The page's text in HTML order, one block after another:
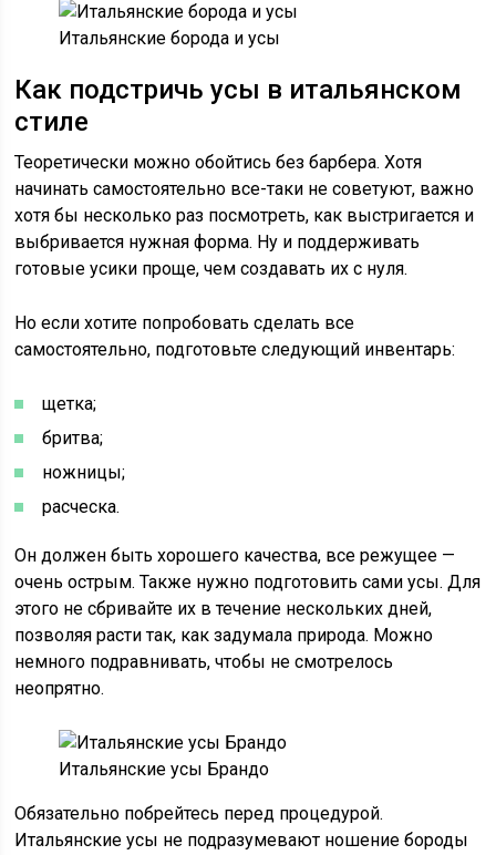
Итальянские борода и усы
Как подстричь усы в итальянском
стиле
Теоретически можно обойтись без барбера. Хотя
начинать самостоятельно все-таки не советуют, важно
хотя бы несколько раз посмотреть, как выстригается и
выбривается нужная форма. Ну и поддерживать
готовые усики проще, чем создавать их с нуля.
Но если хотите попробовать сделать все
самостоятельно, подготовьте следующий инвентарь:
щетка;
бритва;
ножницы;
расческа.
Он должен быть хорошего качества, все режущее —
очень острым. Также нужно подготовить сами усы. Для
этого не сбривайте их в течение нескольких дней,
позволяя расти так, как задумала природа. Можно
немного подравнивать, чтобы не смотрелось
неопрятно.
Итальянские усы Брандо
Обязательно побрейтесь перед процедурой.
Итальянские усы не подразумевают ношение бороды